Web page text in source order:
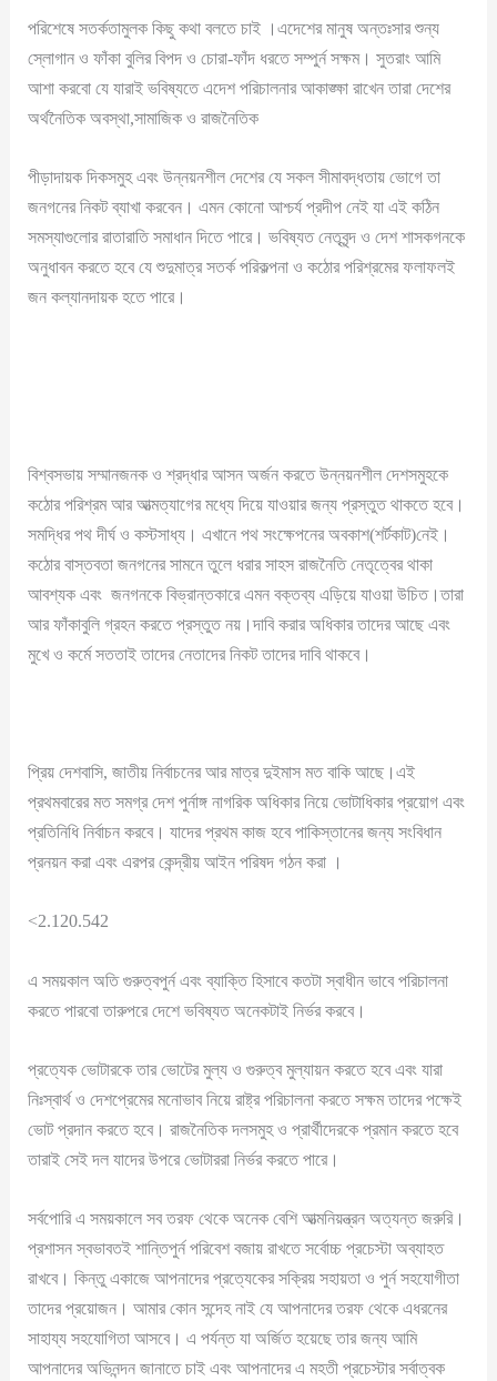
পরিশেষে সতর্কতামুলক কিছু কথা বলতে চাই ।এদেশের মানুষ অন্তঃসার শুন্য
স্লোগান ও ফাঁকা বুলির বিপদ ও চোরা-ফাঁদ ধরতে সম্পুর্ন সক্ষম। সুতরাং আমি
আশা করবো যে যারাই ভবিষ্যতে এদেশ পরিচালনার আকাঙ্ক্ষা রাখেন তারা দেশের
অর্থনৈতিক অবস্থা,সামাজিক ও রাজনৈতিক
পীড়াদায়ক দিকসমুহ এবং উন্নয়নশীল দেশের যে সকল সীমাবদ্ধতায় ভোগে তা
জনগনের নিকট ব্যাখা করবেন। এমন কোনো আশ্চর্য প্রদীপ নেই যা এই কঠিন
সমস্যাগুলোর রাতারাতি সমাধান দিতে পারে। ভবিষ্যত নেতৃবৃন্দ ও দেশ শাসকগনকে
অনুধাবন করতে হবে যে শুদুমাত্র সতর্ক পরিকল্পনা ও কঠোর পরিশ্রমের ফলাফলই
জন কল্যানদায়ক হতে পারে।
বিশ্বসভায় সম্মানজনক ও শ্রদ্ধার আসন অর্জন করতে উন্নয়নশীল দেশসমুহকে
কঠোর পরিশ্রম আর আত্মত্যাগের মধ্যে দিয়ে যাওয়ার জন্য প্রস্তুত থাকতে হবে।
সমদ্ধির পথ দীর্ঘ ও কস্টসাধ্য। এখানে পথ সংক্ষেপনের অবকাশ(শর্টকাট)নেই।
কঠোর বাস্তবতা জনগনের সামনে তুলে ধরার সাহস রাজনৈতি নেতৃত্বের থাকা
আবশ্যক এবং জনগনকে বিভ্রান্তকারে এমন বক্তব্য এড়িয়ে যাওয়া উচিত।তারা
আর ফাঁকাবুলি গ্রহন করতে প্রস্তুত নয়।দাবি করার অধিকার তাদের আছে এবং
মুখে ও কর্মে সততাই তাদের নেতাদের নিকট তাদের দাবি থাকবে।
প্রিয় দেশবাসি, জাতীয় নির্বাচনের আর মাত্র দুইমাস মত বাকি আছে।এই
প্রথমবারের মত সমগ্র দেশ পুর্নাঙ্গ নাগরিক অধিকার নিয়ে ভোটাধিকার প্রয়োগ এবং
প্রতিনিধি নির্বাচন করবে। যাদের প্রথম কাজ হবে পাকিস্তানের জন্য সংবিধান
প্রনয়ন করা এবং এরপর কেন্দ্রীয় আইন পরিষদ গঠন করা ।
<2.120.542
এ সময়কাল অতি গুরুত্বপুর্ন এবং ব্যাক্তি হিসাবে কতটা স্বাধীন ভাবে পরিচালনা
করতে পারবো তারুপরে দেশে ভবিষ্যত অনেকটাই নির্ভর করবে।
প্রত্যেক ভোটারকে তার ভোটের মুল্য ও গুরুত্ব মুল্যায়ন করতে হবে এবং যারা
নিঃস্বার্থ ও দেশপ্রেমের মনোভাব নিয়ে রাষ্ট্র পরিচালনা করতে সক্ষম তাদের পক্ষেই
ভোট প্রদান করতে হবে। রাজনৈতিক দলসমুহ ও প্রার্থীদেরকে প্রমান করতে হবে
তারাই সেই দল যাদের উপরে ভোটাররা নির্ভর করতে পারে।
সর্বপোরি এ সময়কালে সব তরফ থেকে অনেক বেশি আত্মনিয়ন্ত্রন অত্যন্ত জরুরি।
প্রশাসন স্বভাবতই শান্তিপুর্ন পরিবেশ বজায় রাখতে সর্বোচ্চ প্রচেস্টা অব্যাহত
রাখবে। কিন্তু একাজে আপনাদের প্রত্যেকের সক্রিয় সহায়তা ও পুর্ন সহযোগীতা
তাদের প্রয়োজন। আমার কোন সন্দেহ নাই যে আপনাদের তরফ থেকে এধরনের
সাহায্য সহযোগিতা আসবে। এ পর্যন্ত যা অর্জিত হয়েছে তার জন্য আমি
আপনাদের অভিনন্দন জানাতে চাই এবং আপনাদের এ মহতী প্রচেস্টার সর্বাত্বক